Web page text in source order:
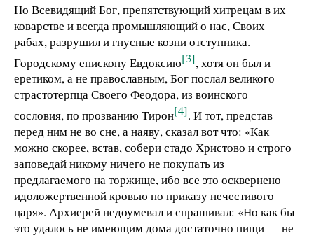
Но Всевидящий Бог, препятствующий хитрецам в их
коварстве и всегда промышляющий о нас, Своих
рабах, разрушил и гнусные козни отступника.
Городскому епископу Евдоксию[3], хотя он был и
еретиком, а не православным, Бог послал великого
страстотерпца Своего Феодора, из воинского
сословия, по прозванию Тирон[4]. И тот, представ
перед ним не во сне, а наяву, сказал вот что: «Как
можно скорее, встав, собери стадо Христово и строго
заповедай никому ничего не покупать из
предлагаемого на торжище, ибо все это осквернено
идоложертвенной кровью по приказу нечестивого
царя». Архиерей недоумевал и спрашивал: «Но как бы
это удалось не имеющим дома достаточно пищи — не